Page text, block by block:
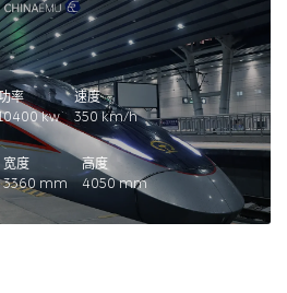
G2472/G7881/G7882，但每隔一段时间会
运营。
率
kw
速度
350 km/h
宽度
3360 mm
高度
4050mm